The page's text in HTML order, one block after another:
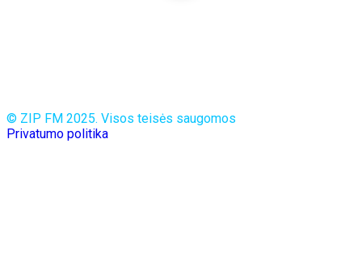
© ZIP FM 2025. Visos teisės saugomos
Privatumo politika